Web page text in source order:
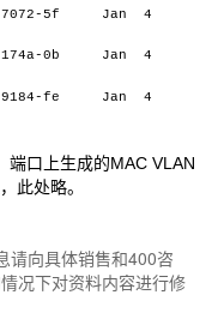
5f Jan 4
0b
Jan 4
fe Jan 4
端口上生成的MAC VLAN
此处略。
请向具体销售和400咨
况下对资料内容进行修